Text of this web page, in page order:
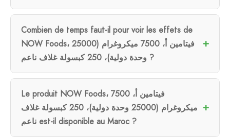
Combien de temps faut-il pour voir les effets de
NOW Foods، فيتامين أ، 7500 ميكروغرام (25000
وحدة دولية)، 250 كبسولة غلاف ناعم ?
Le produit NOW Foods، فيتامين أ، 7500
ميكروغرام (25000 وحدة دولية)، 250 كبسولة غلاف
ناعم est-il disponible au Maroc ?